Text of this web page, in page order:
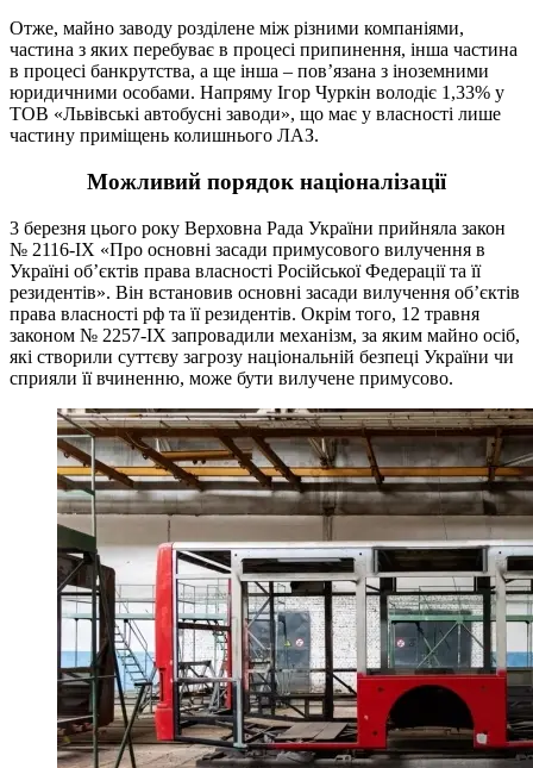
Отже, майно заводу розділене між різними компаніями,
частина з яких перебуває в процесі припинення, інша частина
в процесі банкрутства, а ще інша – пов’язана з іноземними
юридичними особами. Напряму Ігор Чуркін володіє 1,33% у
ТОВ «Львівські автобусні заводи», що має у власності лише
частину приміщень колишнього ЛАЗ.
Можливий порядок націоналізації
3 березня цього року Верховна Рада України прийняла закон
№ 2116-IX «Про основні засади примусового вилучення в
Україні об’єктів права власності Російської Федерації та її
резидентів». Він встановив основні засади вилучення об’єктів
права власності рф та її резидентів. Окрім того, 12 травня
законом № 2257-IX запровадили механізм, за яким майно осіб,
які створили суттєву загрозу національній безпеці України чи
сприяли її вчиненню, може бути вилучене примусово.